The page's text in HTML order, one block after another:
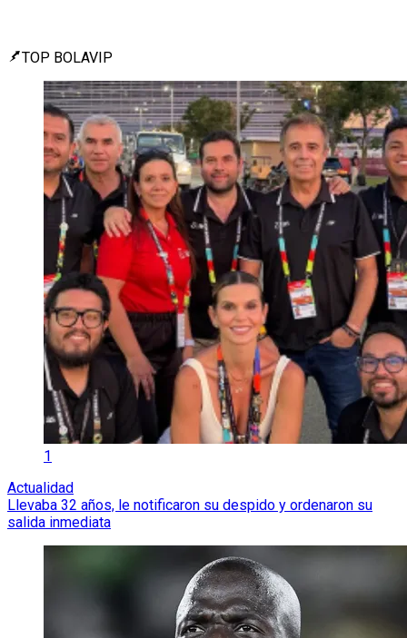
TOP BOLAVIP
1
Actualidad
Llevaba 32 años, le notificaron su despido y ordenaron su
salida inmediata